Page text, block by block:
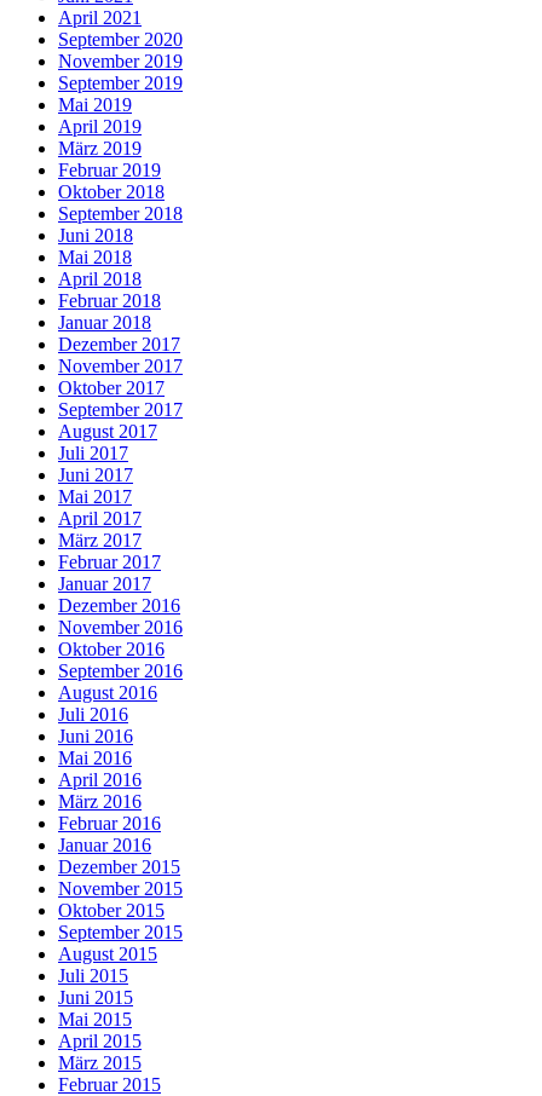
April 2021
September 2020
November 2019
September 2019
Mai 2019
April 2019
März 2019
Februar 2019
Oktober 2018
September 2018
Juni 2018
Mai 2018
April 2018
Februar 2018
Januar 2018
Dezember 2017
November 2017
Oktober 2017
September 2017
August 2017
Juli 2017
Juni 2017
Mai 2017
April 2017
März 2017
Februar 2017
Januar 2017
Dezember 2016
November 2016
Oktober 2016
September 2016
August 2016
Juli 2016
Juni 2016
Mai 2016
April 2016
März 2016
Februar 2016
Januar 2016
Dezember 2015
November 2015
Oktober 2015
September 2015
August 2015
Juli 2015
Juni 2015
Mai 2015
April 2015
März 2015
Februar 2015